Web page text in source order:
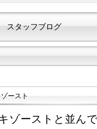
スタッフブログ
ースト
ゾーストと並ん